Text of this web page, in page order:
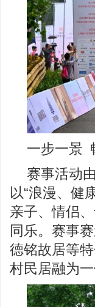
一步一景
赛事活动
以“浪漫、健
亲子、情侣
同乐。赛事
德铭故居等
村民居融为